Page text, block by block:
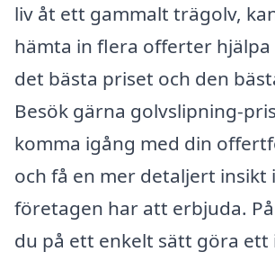
liv åt ett gammalt trägolv,
hämta in flera offerter
det bästa priset och den
Besök gärna golvslipning-
komma igång med din
och få en mer detaljert insikt
företagen har att erbjuda.
du på ett enkelt sätt göra